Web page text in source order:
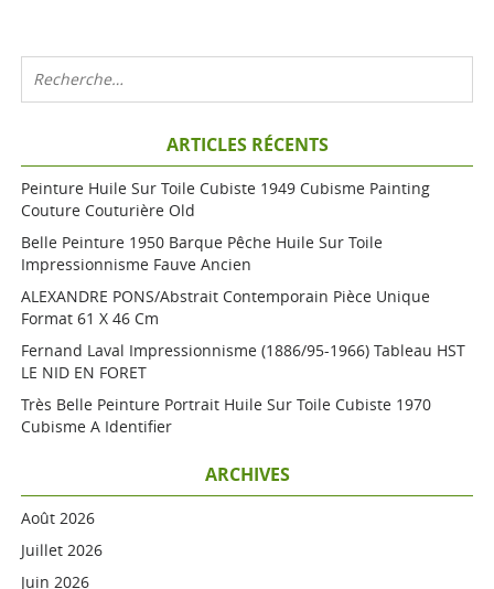
ARTICLES RÉCENTS
Peinture Huile Sur Toile Cubiste 1949 Cubisme Painting
Couture Couturière Old
Belle Peinture 1950 Barque Pêche Huile Sur Toile
Impressionnisme Fauve Ancien
ALEXANDRE PONS/Abstrait Contemporain Pièce Unique
Format 61 X 46 Cm
Fernand Laval Impressionnisme (1886/95-1966) Tableau HST
LE NID EN FORET
Très Belle Peinture Portrait Huile Sur Toile Cubiste 1970
Cubisme A Identifier
ARCHIVES
Août 2026
Juillet 2026
Juin 2026